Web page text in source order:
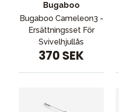
Bugaboo
Bugaboo Cameleon3 -
Ersättningsset För
Svivelhjullås
370 SEK